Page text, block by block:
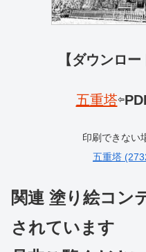
【ダウンロ
五重塔⇦
印刷できない
五重塔
関連 塗り絵コン
されています